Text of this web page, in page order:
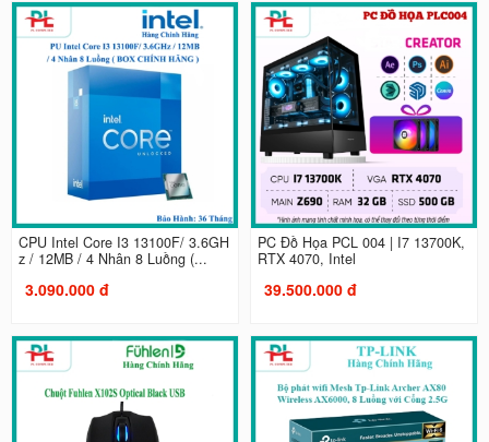
CPU Intel Core I3 13100F/ 3.6GH
z / 12MB / 4 Nhân 8 Luồng (...
3.090.000 đ
PC Đồ Họa PCL 004 | I7 13700K,
RTX 4070, Intel
39.500.000 đ